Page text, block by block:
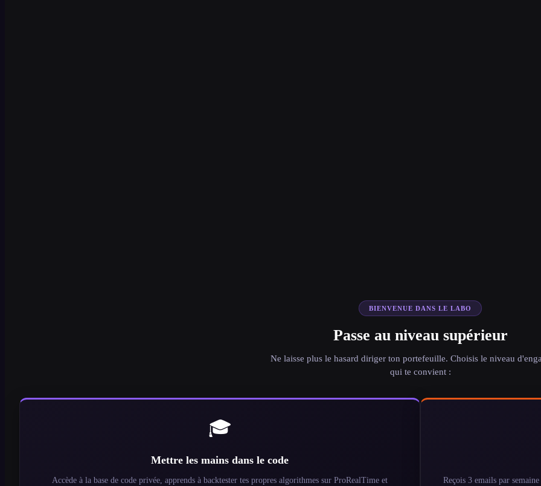
BIENVENUE DANS LE LABO
Passe au niveau supérieur
Ne laisse plus le hasard diriger ton portefeuille. Choisis le niveau
qui te convient :
🎓
Mettre les mains dans le code
Accède à la base de code privée, apprends à backtester tes propres algorithmes sur ProRealTime et
Reçois 3 emails par